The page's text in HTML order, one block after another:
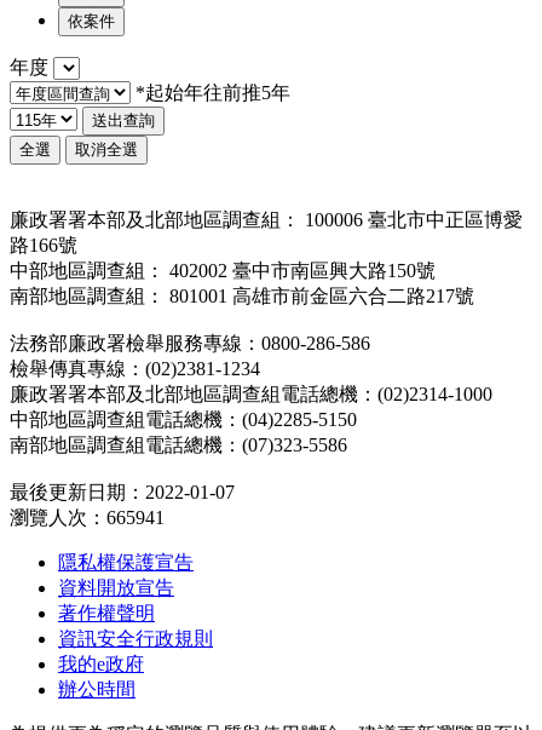
依案件
年度
*起始年往前推5年
送出查詢
全選
取消全選
廉政署署本部及北部地區調查組： 100006 臺北市中正區博愛
路166號
中部地區調查組： 402002 臺中市南區興大路150號
南部地區調查組： 801001 高雄市前金區六合二路217號
法務部廉政署檢舉服務專線：0800-286-586
檢舉傳真專線：(02)2381-1234
廉政署署本部及北部地區調查組電話總機：(02)2314-1000
中部地區調查組電話總機：(04)2285-5150
南部地區調查組電話總機：(07)323-5586
最後更新日期：2022-01-07
瀏覽人次：665941
隱私權保護宣告
資料開放宣告
著作權聲明
資訊安全行政規則
我的e政府
辦公時間